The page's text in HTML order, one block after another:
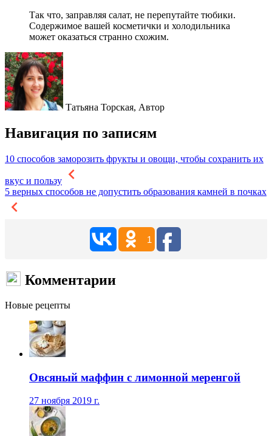
Так что, заправляя салат, не перепутайте тюбики.
Содержимое вашей косметички и холодильника
может оказаться странно схожим.
Татьяна Торская, Автор
Навигация по записям
10 способов заморозить фрукты и овощи, чтобы сохранить их
вкус и пользу
5 верных способов не допустить образования камней в почках
1
Комментарии
Новые рецепты
Овсяный маффин с лимонной меренгой
27 ноября 2019 г.